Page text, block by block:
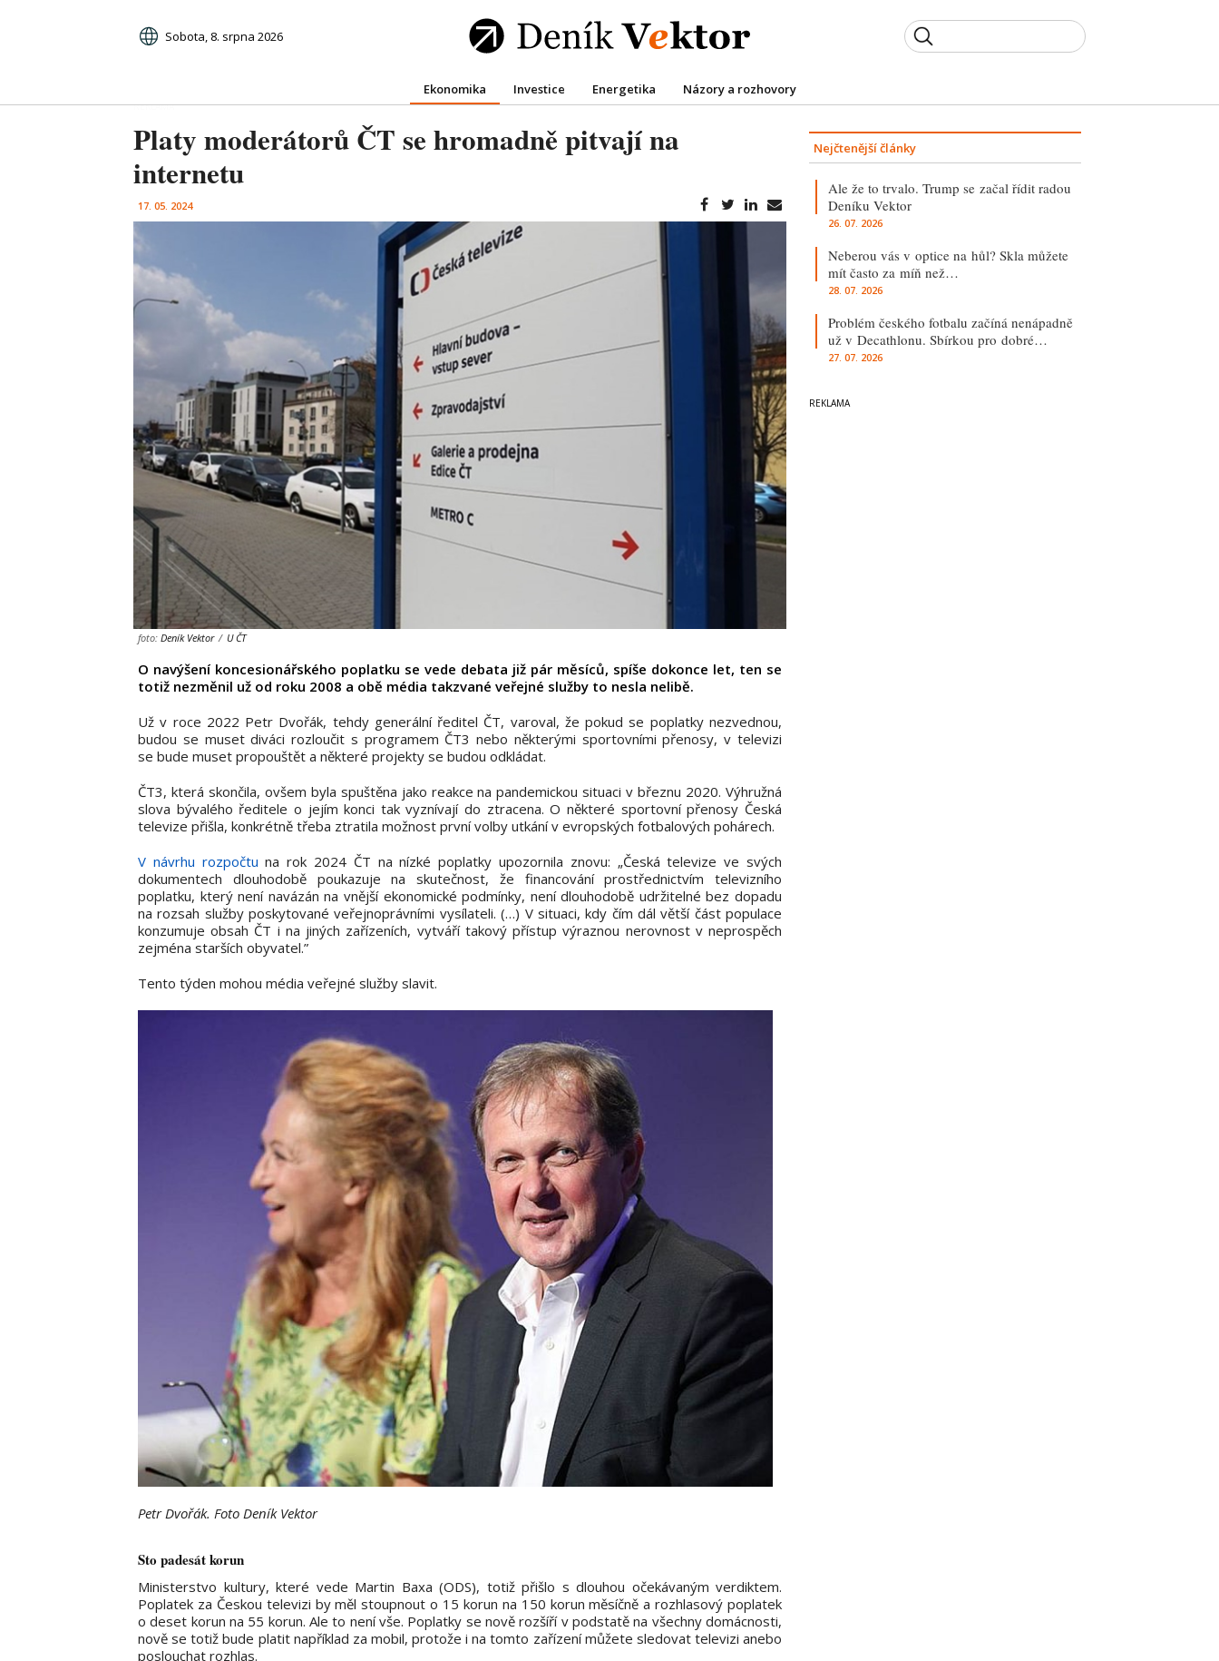
Sobota, 8. srpna 2026
Ekonomika Investice Energetika Názory a rozhovory
Platy moderátorů ČT se hromadně pitvají na
internetu
17. 05. 2024
foto: Deník Vektor / U ČT
O navýšení koncesionářského poplatku se vede debata již pár měsíců, spíše dokonce let, ten se
totiž nezměnil už od roku 2008 a obě média takzvané veřejné služby to nesla nelibě.
Už v roce 2022 Petr Dvořák, tehdy generální ředitel ČT, varoval, že pokud se poplatky nezvednou,
budou se muset diváci rozloučit s programem ČT3 nebo některými sportovními přenosy, v televizi
se bude muset propouštět a některé projekty se budou odkládat.
ČT3, která skončila, ovšem byla spuštěna jako reakce na pandemickou situaci v březnu 2020. Výhružná
slova bývalého ředitele o jejím konci tak vyznívají do ztracena. O některé sportovní přenosy Česká
televize přišla, konkrétně třeba ztratila možnost první volby utkání v evropských fotbalových pohárech.
V návrhu rozpočtu na rok 2024 ČT na nízké poplatky upozornila znovu: „Česká televize ve svých
dokumentech dlouhodobě poukazuje na skutečnost, že financování prostřednictvím televizního
poplatku, který není navázán na vnější ekonomické podmínky, není dlouhodobě udržitelné bez dopadu
na rozsah služby poskytované veřejnoprávními vysílateli. (…) V situaci, kdy čím dál větší část populace
konzumuje obsah ČT i na jiných zařízeních, vytváří takový přístup výraznou nerovnost v neprospěch
zejména starších obyvatel.”
Tento týden mohou média veřejné služby slavit.
Petr Dvořák. Foto Deník Vektor
Sto padesát korun
Ministerstvo kultury, které vede Martin Baxa (ODS), totiž přišlo s dlouhou očekávaným verdiktem.
Poplatek za Českou televizi by měl stoupnout o 15 korun na 150 korun měsíčně a rozhlasový poplatek
o deset korun na 55 korun. Ale to není vše. Poplatky se nově rozšíří v podstatě na všechny domácnosti,
nově se totiž bude platit například za mobil, protože i na tomto zařízení můžete sledovat televizi anebo
poslouchat rozhlas.
Nejčtenější články
Ale že to trvalo. Trump se začal řídit radou
Deníku Vektor
26. 07. 2026
Neberou vás v optice na hůl? Skla můžete
mít často za míň než…
28. 07. 2026
Problém českého fotbalu začíná nenápadně
už v Decathlonu. Sbírkou pro dobré…
27. 07. 2026